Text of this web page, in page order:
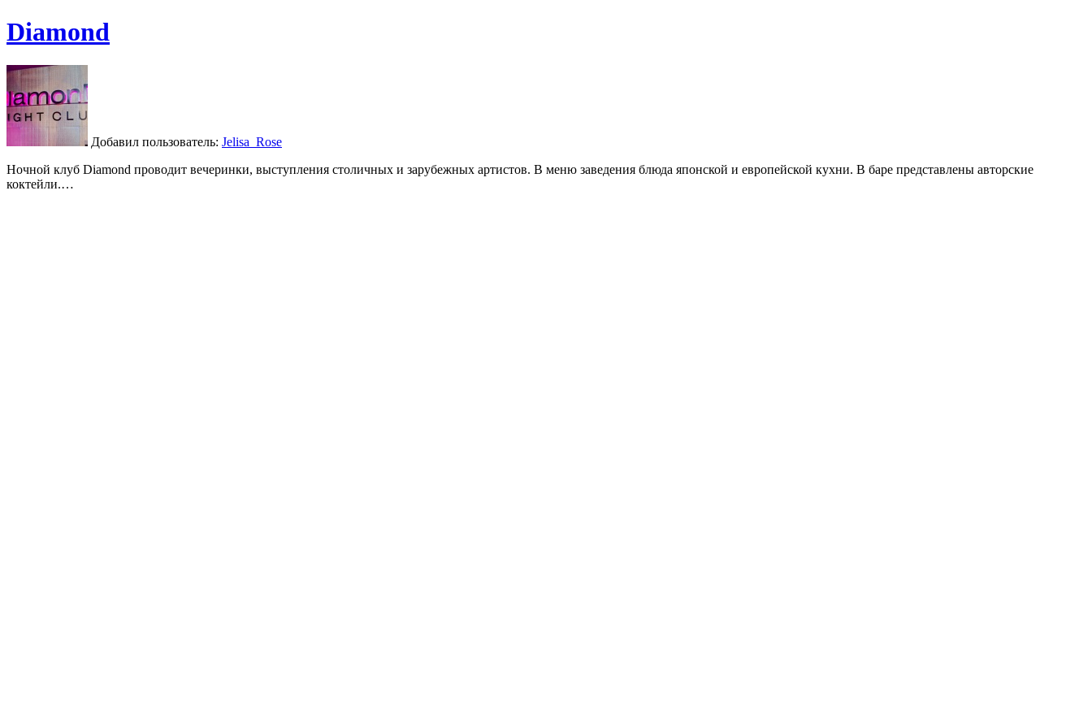
Diamond
Добавил пользователь: Jelisa_Rose
Ночной клуб Diamond проводит вечеринки, выступления столичных и зарубежных артистов. В меню заведения блюда японской и европейской кухни. В баре представлены авторские
коктейли.…